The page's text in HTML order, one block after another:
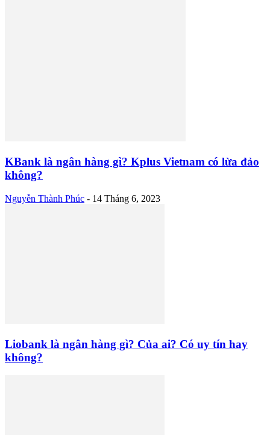
KBank là ngân hàng gì? Kplus Vietnam có lừa đảo
không?
Nguyễn Thành Phúc - 14 Tháng 6, 2023
Liobank là ngân hàng gì? Của ai? Có uy tín hay
không?